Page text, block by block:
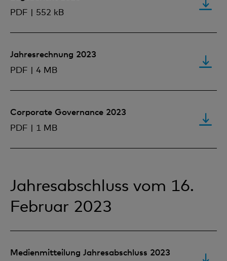
PDF | 552 kB
Jahresrechnung 2023
PDF | 4 MB
Corporate Governance 2023
PDF | 1 MB
Jahresabschluss vom 16.
Februar 2023
Medienmitteilung Jahresabschluss 2023